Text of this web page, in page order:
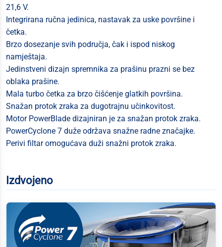
21,6 V.
Integrirana ručna jedinica, nastavak za uske površine i
četka.
Brzo dosezanje svih područja, čak i ispod niskog
namještaja.
Jedinstveni dizajn spremnika za prašinu prazni se bez
oblaka prašine.
Mala turbo četka za brzo čišćenje glatkih površina.
Snažan protok zraka za dugotrajnu učinkovitost.
Motor PowerBlade dizajniran je za snažan protok zraka.
PowerCyclone 7 duže održava snažne radne značajke.
Perivi filtar omogućava duži snažni protok zraka.
Izdvojeno